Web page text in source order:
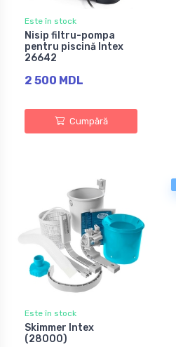
Este în stock
Nisip filtru-pompa
pentru piscină Intex
26642
2 500 MDL
Cumpără
Este în stock
Skimmer Intex
(28000)